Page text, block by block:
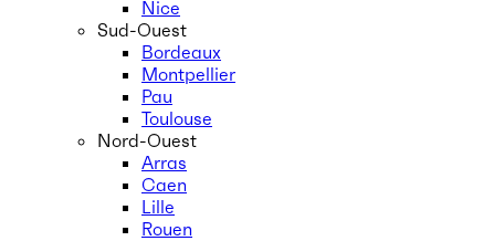
Nice
Sud-Ouest
Bordeaux
Montpellier
Pau
Toulouse
Nord-Ouest
Arras
Caen
Lille
Rouen